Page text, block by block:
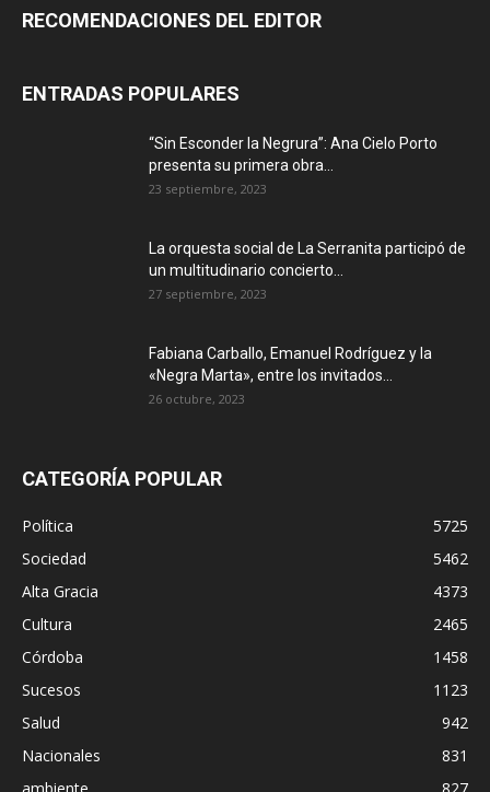
RECOMENDACIONES DEL EDITOR
ENTRADAS POPULARES
“Sin Esconder la Negrura”: Ana Cielo Porto
presenta su primera obra...
23 septiembre, 2023
La orquesta social de La Serranita participó de
un multitudinario concierto...
27 septiembre, 2023
Fabiana Carballo, Emanuel Rodríguez y la
«Negra Marta», entre los invitados...
26 octubre, 2023
CATEGORÍA POPULAR
Política
5725
Sociedad
5462
Alta Gracia
4373
Cultura
2465
Córdoba
1458
Sucesos
1123
Salud
942
Nacionales
831
ambiente
827